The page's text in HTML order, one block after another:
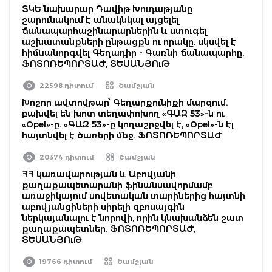
ՏԿԵ նախարար Դավիթ Խուդաթյանը
շարունակում է անակնկալ այցելել
ճանապարհաշինարարներին և ստուգել
աշխատանքների ընթացքն ու որակը. սկսվել է
հիմնանորգվել Գեղադիր - Գառնի ճանապարհը.
ՖՈՏՈՌԵՊՈՐՏԱԺ, ՏԵՍԱՆՅՈւԹ
22598 դիտում Շամշյան
Խոշոր ավտովթար՝ Գեղարքունիքի մարզում.
բախվել են խոտ տեղափոխող «ԳԱԶ 53»-ն ու
«Opel»-ը. «ԳԱԶ 53»-ը կողաշրջվել է, «Opel»-ն էլ
հայտնվել է ծառերի մեջ. ՖՈՏՈՌԵՊՈՐՏԱԺ
20374 դիտում Շամշյան
ՀՀ կառավարության և Աբովյանի
քաղաքապետարանի ֆինանսավորմամբ
առաջիկայում սովետական տարիներից հայտնի
աբովյանցիների սիրելի զբոսայգին
ներկայանալու է նորովի, որին կնախանձեն շատ
քաղաքապետներ. ՖՈՏՈՌԵՊՈՐՏԱԺ,
ՏԵՍԱՆՅՈւԹ
19766 դիտում Շամշյան